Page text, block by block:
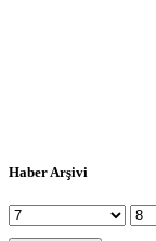
Haber Arşivi